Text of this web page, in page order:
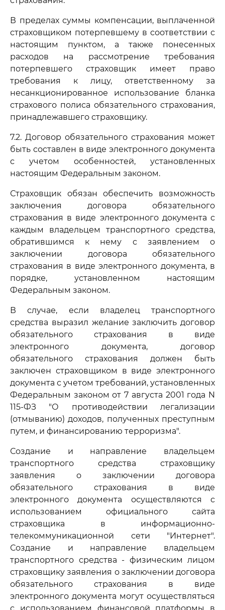
В пределах суммы компенсации, выплаченной
страховщиком потерпевшему в соответствии с
настоящим пунктом, а также понесенных
расходов на рассмотрение требования
потерпевшего страховщик имеет право
требования к лицу, ответственному за
несанкционированное использование бланка
страхового полиса обязательного страхования,
принадлежавшего страховщику.
7.2. Договор обязательного страхования может
быть составлен в виде электронного документа
с учетом особенностей, установленных
настоящим Федеральным законом.
Страховщик обязан обеспечить возможность
заключения договора обязательного
страхования в виде электронного документа с
каждым владельцем транспортного средства,
обратившимся к нему с заявлением о
заключении договора обязательного
страхования в виде электронного документа, в
порядке, установленном настоящим
Федеральным законом.
В случае, если владелец транспортного
средства выразил желание заключить договор
обязательного страхования в виде
электронного документа, договор
обязательного страхования должен быть
заключен страховщиком в виде электронного
документа с учетом требований, установленных
Федеральным законом от 7 августа 2001 года N
115-ФЗ "О противодействии легализации
(отмыванию) доходов, полученных преступным
путем, и финансированию терроризма".
Создание и направление владельцем
транспортного средства страховщику
заявления о заключении договора
обязательного страхования в виде
электронного документа осуществляются с
использованием официального сайта
страховщика в информационно-
телекоммуникационной сети "Интернет".
Создание и направление владельцем
транспортного средства - физическим лицом
страховщику заявления о заключении договора
обязательного страхования в виде
электронного документа могут осуществляться